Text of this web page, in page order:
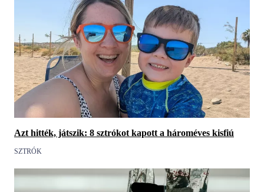
Azt hitték, játszik: 8 sztrókot kapott a hároméves kisfiú
SZTRÓK